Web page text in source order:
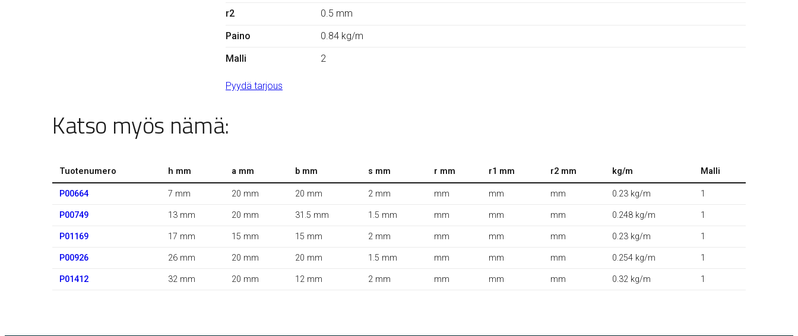
r2
0.5 mm
Paino
0.84 kg/m
Malli
2
Pyydä tarjous
Katso myös nämä:
Tuotenumero h mm a mm b mm s mm r mm r1 mm r2 mm kg/m Malli
P00664 7 mm 20 mm 20 mm 2 mm mm mm mm 0.23 kg/m 1
P00749 13 mm 20 mm 31.5 mm 1.5 mm mm mm mm 0.248 kg/m 1
P01169 17 mm 15 mm 15 mm 2 mm mm mm mm 0.23 kg/m 1
P00926 26 mm 20 mm 20 mm 1.5 mm mm mm mm 0.254 kg/m 1
P01412 32 mm 20 mm 12 mm 2 mm mm mm mm 0.32 kg/m 1